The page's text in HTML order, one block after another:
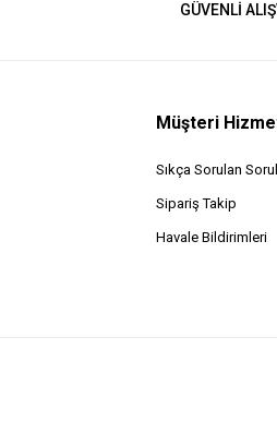
GÜVENLİ
Müşteri
Sıkça Sorulan
Sipariş Takip
Havale Bildirimleri